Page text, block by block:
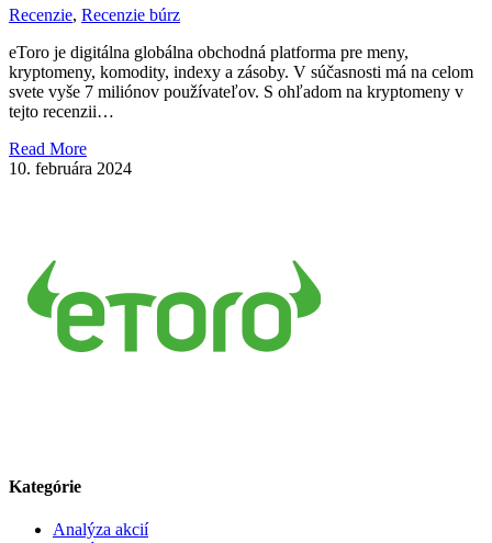
Recenzie, Recenzie búrz
eToro je digitálna globálna obchodná platforma pre meny,
kryptomeny, komodity, indexy a zásoby. V súčasnosti má na celom
svete vyše 7 miliónov používateľov. S ohľadom na kryptomeny v
tejto recenzii…
Read More
10. februára 2024
Kategórie
Analýza akcií